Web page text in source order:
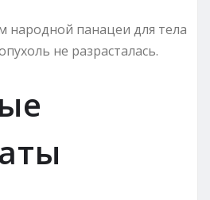
народной панацеи для тела
не разрасталась.